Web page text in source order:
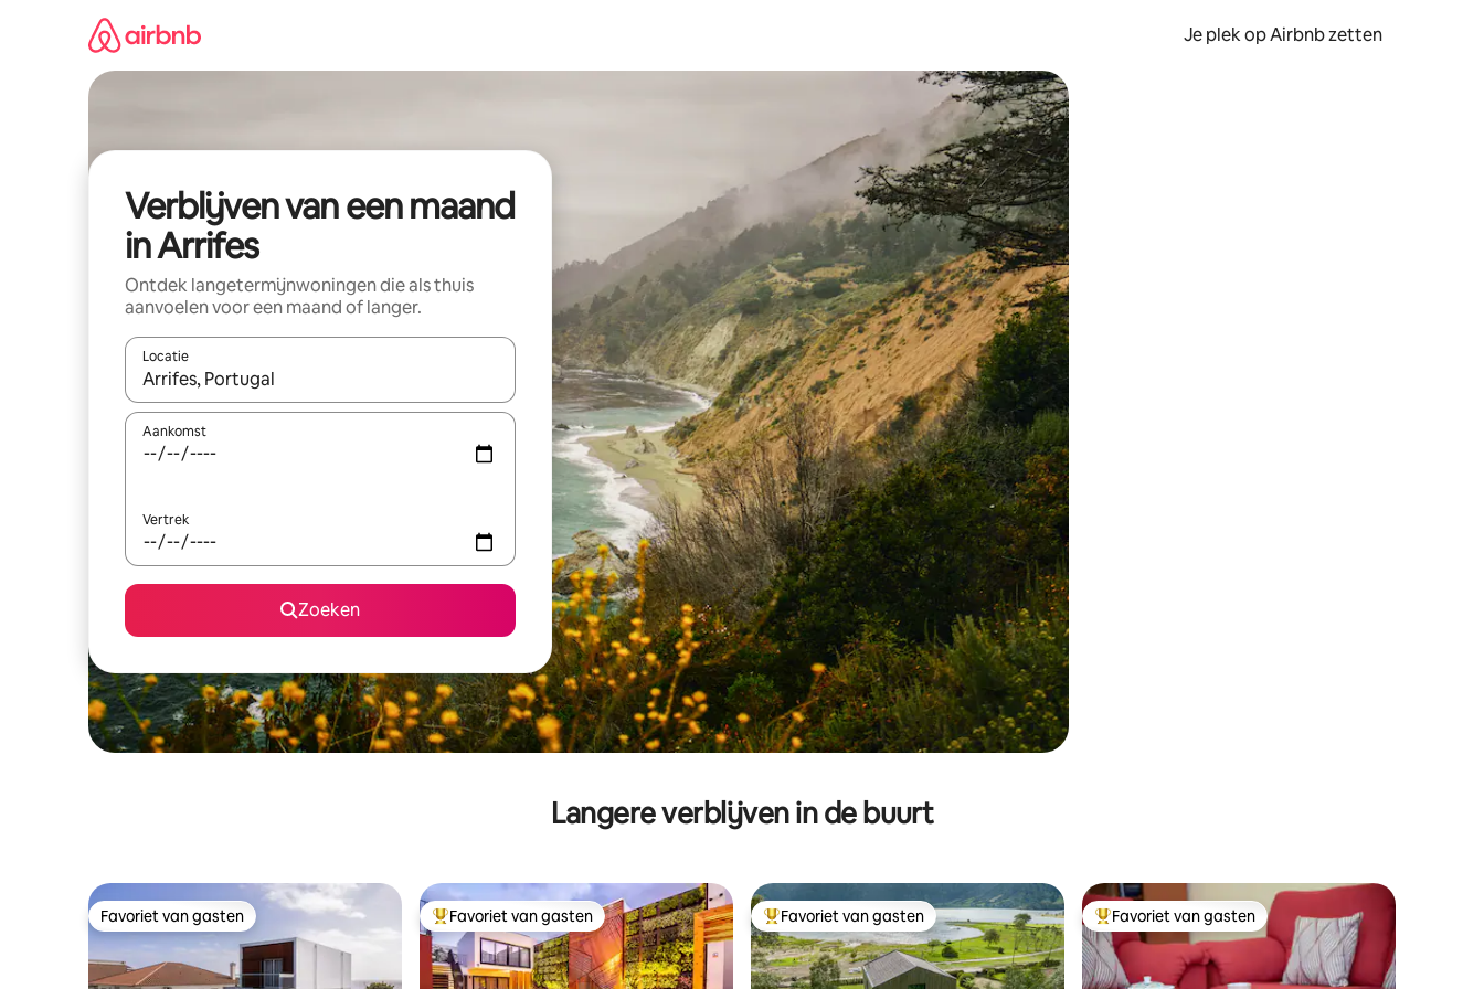
Je plek op Airbnb zetten
Verblijven van een maand
in Arrifes
Ontdek langetermijnwoningen die als thuis
aanvoelen voor een maand of langer.
Locatie
Wanneer er resultaten beschikbaar zijn, maak je een keuze met je de pijltjestoetsen omhoog en omlaag, óf door te tikken of swipen.
Aankomst
Vertrek
Zoeken
Langere verblijven in de buurt
Favoriet van gasten
Favoriet van gasten Topfavoriet van gasten
Favoriet van gasten Topfavoriet van gasten
Favoriet van gasten Topfavoriet van gasten
Favoriet van gasten